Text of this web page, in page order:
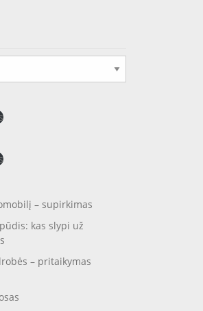
– supirkimas
kas slypi už
– pritaikymas